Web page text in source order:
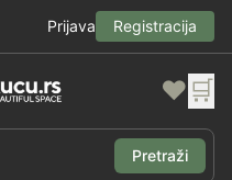
Prijava Registracija
❤️ 🛒
Pretraži